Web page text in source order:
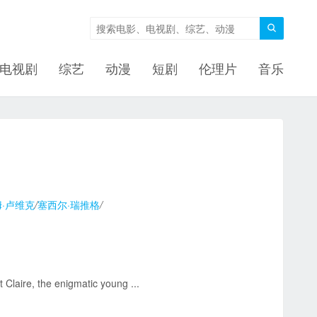

电视剧 综艺 动漫 短剧 伦理片 音乐
卢维克/塞西尔·瑞推格/
the enigmatic young ...